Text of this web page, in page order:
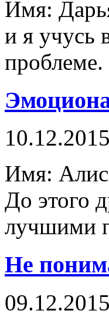
Имя:
и я учусь
проблеме.
Имя:
До этого
лучшими
Не